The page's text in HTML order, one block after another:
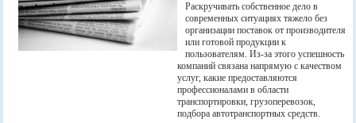
Раскручивать собственное дело в
современных ситуациях тяжело без
организации поставок от производителя
или готовой продукции к
пользователям. Из-за этого успешность
компаний связана напрямую с качеством
услуг, какие предоставляются
профессионалами в области
транспортировки, грузоперевозок,
подбора автотранспортных средств.